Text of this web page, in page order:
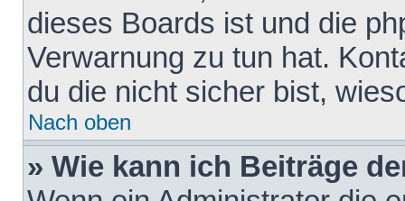
dieses Boards ist und die
Verwarnung zu tun hat.
du die nicht sicher bist,
Nach oben
» Wie kann ich Beiträge